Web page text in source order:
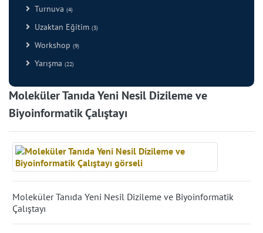
Turnuva (4)
Uzaktan Eğitim (3)
Workshop (9)
Yarışma (22)
Moleküler Tanıda Yeni Nesil Dizileme ve
Biyoinformatik Çalıştayı
Moleküler Tanıda Yeni Nesil Dizileme ve Biyoinformatik
Çalıştayı